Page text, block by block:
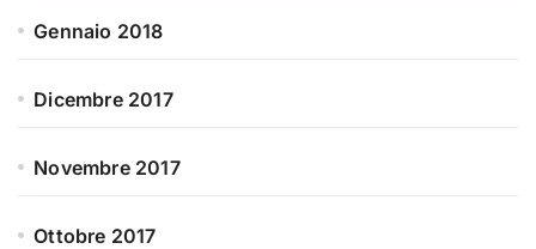
Gennaio 2018
Dicembre 2017
Novembre 2017
Ottobre 2017